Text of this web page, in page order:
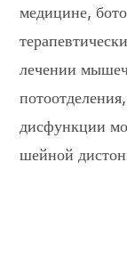
медицине,
лечении
дисфункции
шейной